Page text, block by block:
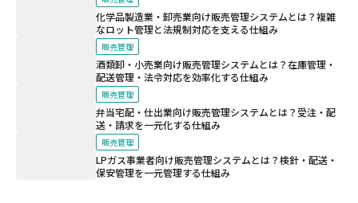
化学品製造業・卸売業向け販売管理システムとは？複雑
なロット管理と法規制対応を支える仕組み
販売管理
酒類卸・小売業向け販売管理システムとは？在庫管理・
配送管理・法令対応を効率化する仕組み
販売管理
弁当宅配・仕出業向け販売管理システムとは？受注・配
送・請求を一元化する仕組み
販売管理
LPガス事業者向け販売管理システムとは？検針・配送・
保安管理を一元管理する仕組み